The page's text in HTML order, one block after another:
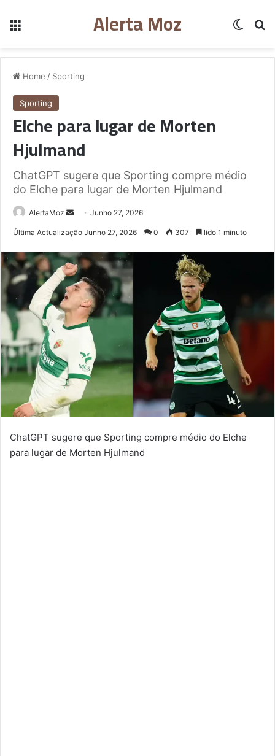
Alerta Moz
Home / Sporting
Sporting
Elche para lugar de Morten
Hjulmand
ChatGPT sugere que Sporting compre médio
do Elche para lugar de Morten Hjulmand
AlertaMoz
SendJunho 27, 2026
Última Actualização Junho 27, 2026 0 307 lido 1 minuto
ChatGPT sugere que Sporting compre médio do Elche
para lugar de Morten Hjulmand